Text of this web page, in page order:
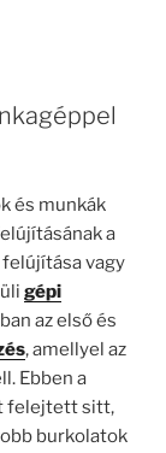
és munkák
a
vagy
gépi
az első és
, amellyel az
Ebben a
felejtett sitt,
burkolatok